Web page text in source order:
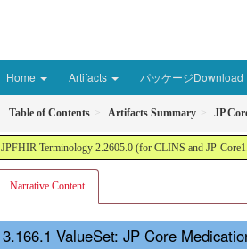
Home Artifacts パッケージDownload
Table of Contents Artifacts Summary JP
JPFHIR Terminology 2.2605.0 (for CLINS and JP-
Narrative Content
ValueSet: JP Core